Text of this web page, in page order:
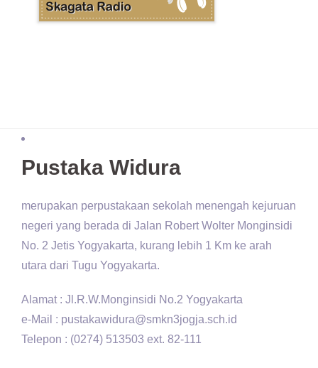
Pustaka Widura
merupakan perpustakaan sekolah menengah kejuruan
negeri yang berada di Jalan Robert Wolter Monginsidi
No. 2 Jetis Yogyakarta, kurang lebih 1 Km ke arah
utara dari Tugu Yogyakarta.
Alamat : Jl.R.W.Monginsidi No.2 Yogyakarta
e-Mail : pustakawidura@smkn3jogja.sch.id
Telepon : (0274) 513503 ext. 82-111